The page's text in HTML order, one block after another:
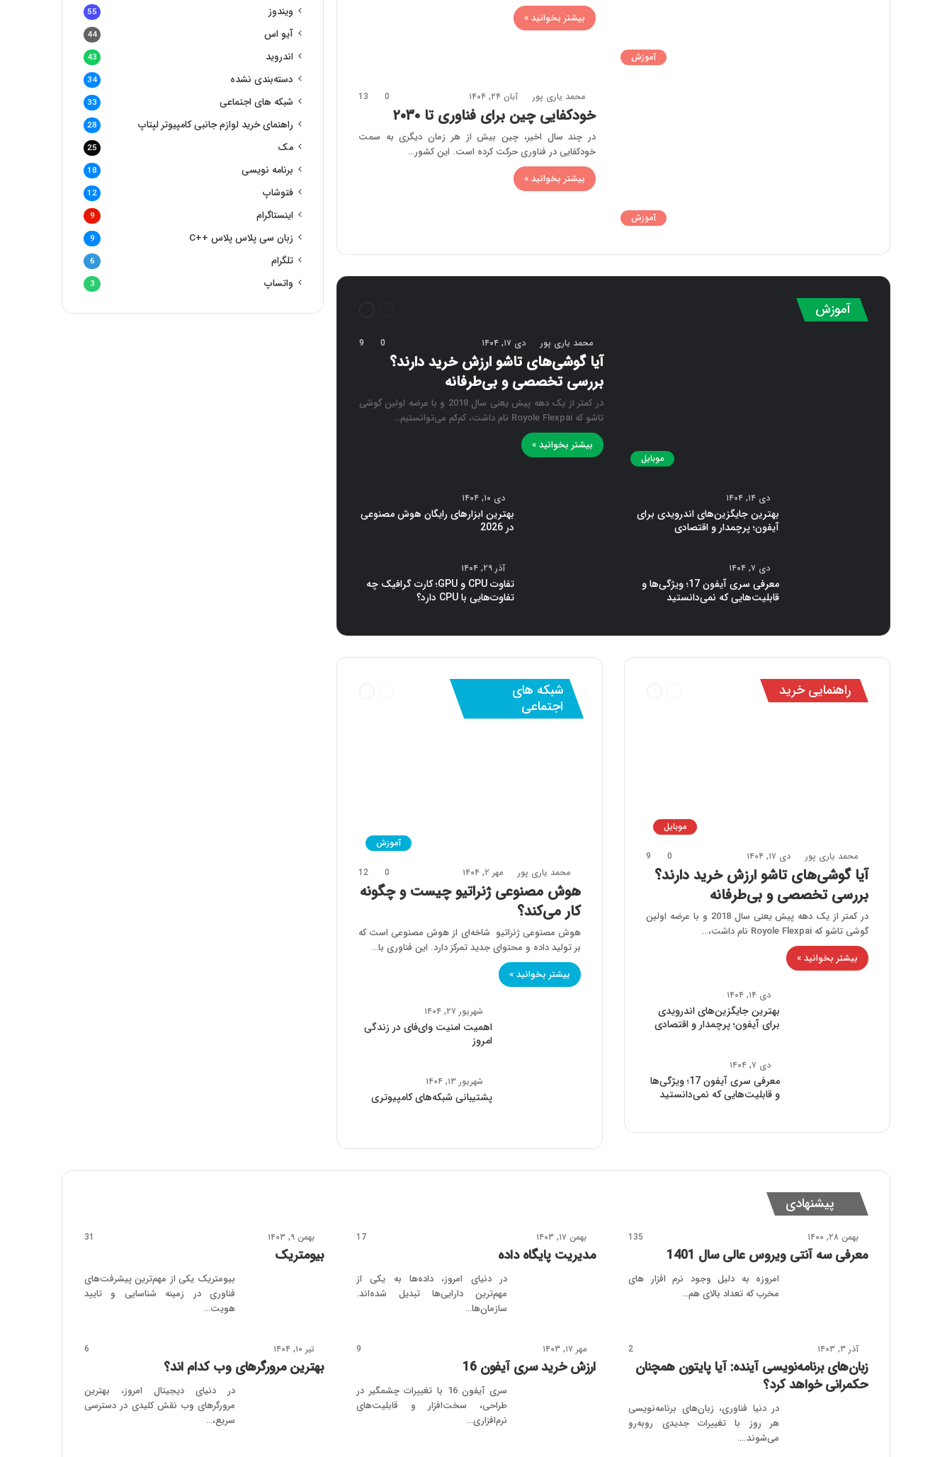
آموزش
بیشتر بخوانید »
آموزش
محمد یاری پور آبان ۲۴, ۱۴۰۴ 0
13
خودکفایی چین برای فناوری تا ۲۰۳۰
در چند سال اخیر، چین بیش از هر زمان دیگری به سمت
خودکفایی در فناوری حرکت کرده است. این کشور…
بیشتر بخوانید »
آموزش
موبایل
محمد یاری پور دی ۱۷, ۱۴۰۴ 0
9
آیا گوشی‌های تاشو ارزش خرید دارند؟
بررسی تخصصی و بی‌طرفانه
در کمتر از یک دهه پیش یعنی سال 2018 و با عرضه اولین گوشی
تاشو که Royole Flexpai نام داشت، کم‌کم می‌توانستیم…
بیشتر بخوانید »
دی ۱۴, ۱۴۰۴
بهترین جایگزین‌های اندرویدی برای
آیفون؛ پرچمدار و اقتصادی
دی ۱۰, ۱۴۰۴
بهترین ابزارهای رایگان هوش مصنوعی
در 2026
دی ۷, ۱۴۰۴
معرفی سری آیفون 17؛ ویژگی‌ها و
قابلیت‌هایی که نمی‌دانستید
آذر ۲۹, ۱۴۰۴
تفاوت CPU و GPU؛ کارت گرافیک چه
تفاوت‌هایی با CPU دارد؟
راهنمایی خرید
موبایل
محمد یاری پور دی ۱۷, ۱۴۰۴ 0
9
آیا گوشی‌های تاشو ارزش خرید دارند؟
بررسی تخصصی و بی‌طرفانه
در کمتر از یک دهه پیش یعنی سال 2018 و با عرضه اولین
گوشی تاشو که Royole Flexpai نام داشت،…
بیشتر بخوانید »
دی ۱۴, ۱۴۰۴
بهترین جایگزین‌های اندرویدی
برای آیفون؛ پرچمدار و اقتصادی
دی ۷, ۱۴۰۴
معرفی سری آیفون 17؛ ویژگی‌ها
و قابلیت‌هایی که نمی‌دانستید
شبکه های
اجتماعی
آموزش
محمد یاری پور مهر ۲, ۱۴۰۴ 0
12
هوش مصنوعی ژنراتیو چیست و چگونه
کار می‌کند؟
هوش مصنوعی ژنراتیو شاخه‌ای از هوش مصنوعی است که
بر تولید داده و محتوای جدید تمرکز دارد. این فناوری با…
بیشتر بخوانید »
شهریور ۲۷, ۱۴۰۴
اهمیت امنیت وای‌فای در زندگی
امروز
شهریور ۱۳, ۱۴۰۴
پشتیبانی شبکه‌های کامپیوتری
ویندوز 55
آیو اس 44
اندروید 43
دسته‌بندی نشده 34
شبکه های اجتماعی 33
راهنمای خرید لوازم جانبی کامپیوتر لپتاپ 28
مک 25
برنامه نویسی 18
فتوشاپ 12
اینستاگرام 9
زبان سی پلاس پلاس ++C
9
تلگرام 6
واتساپ 3
پیشنهادی
بهمن ۲۸, ۱۴۰۰ 135
معرفی سه آنتی ویروس عالی سال 1401
امروزه به دلیل وجود نرم افزار های
مخرب که تعداد بالای هم…
بهمن ۱۷, ۱۴۰۳ 17
مدیریت پایگاه داده
در دنیای امروز، داده‌ها به یکی از
مهم‌ترین دارایی‌ها تبدیل شده‌اند.
سازمان‌ها…
بهمن ۹, ۱۴۰۳ 31
بیومتریک
بیومتریک یکی از مهم‌ترین پیشرفت‌های
فناوری در زمینه شناسایی و تایید
هویت…
آذر ۳, ۱۴۰۳ 2
‌‌‌زبان‌های برنامه‌نویسی آینده: آیا پایتون همچنان
حکمرانی خواهد کرد؟
در دنیا فناوری، زبان‌های برنامه‌نویسی
هر روز با تغییرات جدیدی روبه‌رو
می‌شوند.…
مهر ۱۷, ۱۴۰۳ 9
ارزش خرید سری آیفون 16
سری آیفون 16 با تغییرات چشمگیر در
طراحی، سخت‌افزار و قابلیت‌های
نرم‌افزاری…
تیر ۱۰, ۱۴۰۴ 6
بهترین مرورگرهای وب کدام‌ اند؟
در دنیای دیجیتال امروز، بهترین
مرورگرهای وب نقش کلیدی در دسترسی
سریع،…